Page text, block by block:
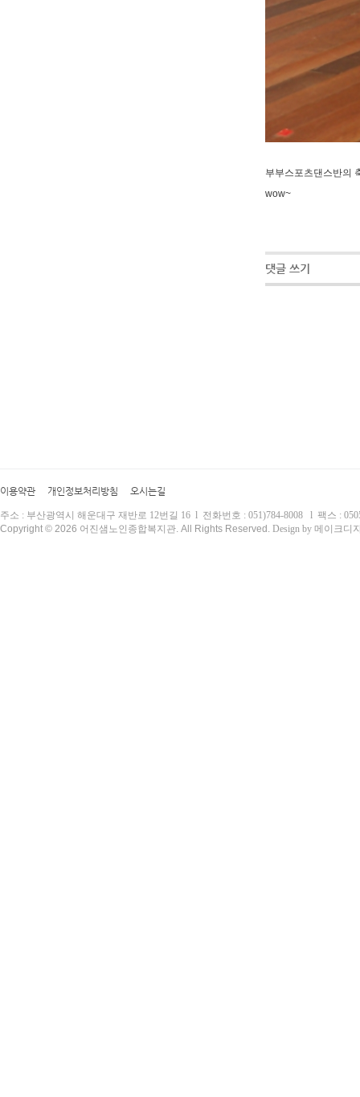
부부스포츠댄스반의
wow~
댓글 쓰기
이용약관 개인정보처리방침 오시는길
주소 : 부산광역시 해운대구 재반로 12번길 16 l 전화번호 : 051)784-8008 l 팩스 :
Copyright © 2026 어진샘노인종합복지관. All Rights Reserved. Design by 메이크디